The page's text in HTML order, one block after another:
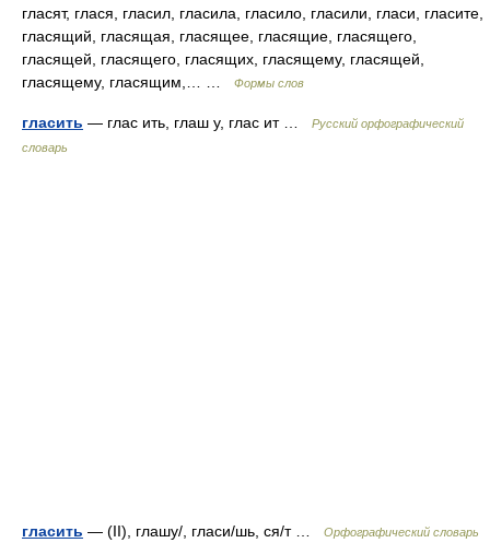
гласят, глася, гласил, гласила, гласило, гласили, гласи, гласите,
гласящий, гласящая, гласящее, гласящие, гласящего,
гласящей, гласящего, гласящих, гласящему, гласящей,
гласящему, гласящим,… …
Формы слов
гласить — глас ить, глаш у, глас ит …
Русский орфографический
словарь
гласить — (II), глашу/, гласи/шь, ся/т …
Орфографический словарь